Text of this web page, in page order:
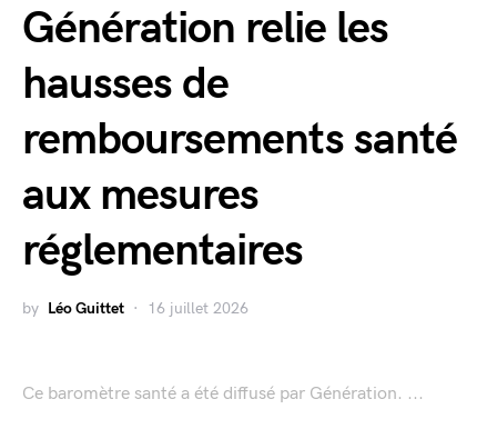
Génération relie les
hausses de
remboursements santé
aux mesures
réglementaires
by Léo Guittet 16 juillet 2026
Ce baromètre santé a été diffusé par Génération. ...